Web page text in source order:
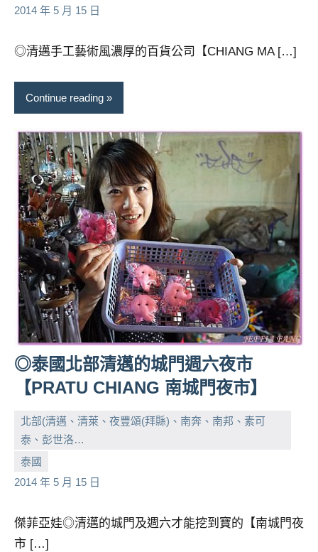
2014 年 5 月 15 日
芳
comments
◎清邁手工藝術風濃厚的百貨公司【CHIANG MA […]
Continue reading
◎泰國北部清邁的城門週六夜市
【PRATU CHIANG 南城門夜市】
北部(清邁、清萊、夜豐頌(拜縣)、南奔、南邦、素可
泰、彭世洛…
泰國
2014 年 5 月 15 日
小
芳
No
comments
傑菲亞娃◎清邁的城門及週六才能挖到寶的【南城門夜
市 […]